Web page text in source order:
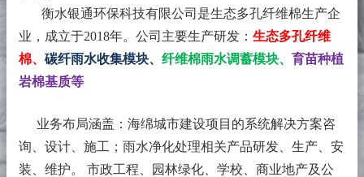
衡水银通环保科技有限公司是生态多孔纤维棉生产企
业，成立于2018年。 公司主要生产研发： 生态多孔纤维
棉、 碳纤雨水收集模块、 纤维棉雨水调蓄模块、 育苗种植
岩棉基质等
业务布局涵盖：海绵城市建设项目的系统解决方案咨
询、设计、施工；雨水净化处理相关产品研发、生产、安
装、维护。 市政工程、园林绿化、学校、商业地产及公